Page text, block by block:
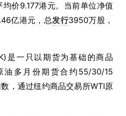
价9.177港元。当前单位净值
亿港元，总发行3950万股，
是一只以期货为基础的商品
油多月份期货合约55/30/15
，通过纽约商品交易所WTI原